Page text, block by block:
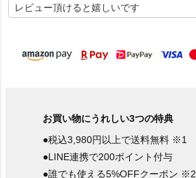
必
須
お買い物にうれしい3つの特典
●税込3,980円以上で送料無料 ※1
●LINE連携で200ポイント付与
●誰でも使える5%OFFクーポン ※2